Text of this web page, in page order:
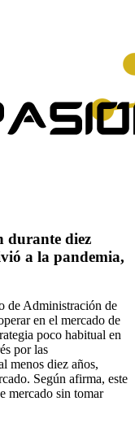
durante diez
a la pandemia,
de Administración de
en el mercado de
poco habitual en
por las
menos diez años,
Según afirma, este
mercado sin tomar